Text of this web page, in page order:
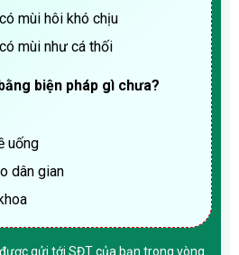
mùi hôi khó chịu
mùi như cá thối
biện pháp gì chưa?
uống
dân gian
gửi tới SĐT của bạn trong vòng